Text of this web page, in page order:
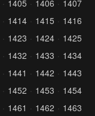
1405 1406
1407
1414 1415
1416
1423 1424
1425
1432 1433
1434
1441 1442
1443
1452 1453
1454
1461 1462
1463